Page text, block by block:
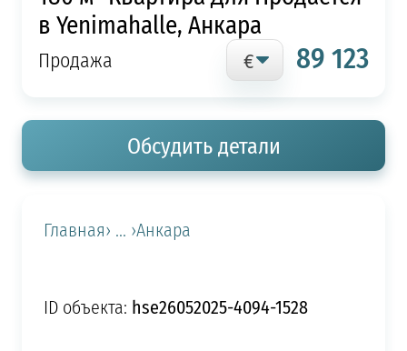
в Yenimahalle, Анкара
Продажа 89 123
Обсудить детали
Главная› ... ›Анкара
ID объекта: hse26052025-4094-1528